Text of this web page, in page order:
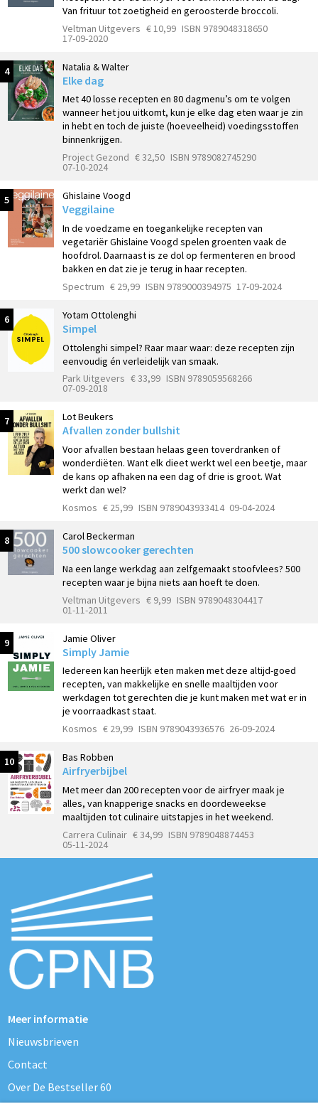
Van frituur tot zoetigheid en geroosterde broccoli.
Veltman Uitgevers € 10,99 ISBN 9789048318650
17-09-2020
4 Natalia & Walter
Elke dag
Met 40 losse recepten en 80 dagmenu’s om te volgen
wanneer het jou uitkomt, kun je elke dag eten waar je zin
in hebt en toch de juiste (hoeveelheid) voedingsstoffen
binnenkrijgen.
Project Gezond € 32,50 ISBN 9789082745290
07-10-2024
5 Ghislaine Voogd
Veggilaine
In de voedzame en toegankelijke recepten van
vegetariër Ghislaine Voogd spelen groenten vaak de
hoofdrol. Daarnaast is ze dol op fermenteren en brood
bakken en dat zie je terug in haar recepten.
Spectrum € 29,99 ISBN 9789000394975 17-09-2024
6 Yotam Ottolenghi
Simpel
Ottolenghi simpel? Raar maar waar: deze recepten zijn
eenvoudig én verleidelijk van smaak.
Park Uitgevers € 33,99 ISBN 9789059568266
07-09-2018
7 Lot Beukers
Afvallen zonder bullshit
Voor afvallen bestaan helaas geen toverdranken of
wonderdiëten. Want elk dieet werkt wel een beetje, maar
de kans op afhaken na een dag of drie is groot. Wat
werkt dan wel?
Kosmos € 25,99 ISBN 9789043933414 09-04-2024
8 Carol Beckerman
500 slowcooker gerechten
Na een lange werkdag aan zelfgemaakt stoofvlees? 500
recepten waar je bijna niets aan hoeft te doen.
Veltman Uitgevers € 9,99 ISBN 9789048304417
01-11-2011
9 Jamie Oliver
Simply Jamie
Iedereen kan heerlijk eten maken met deze altijd-goed
recepten, van makkelijke en snelle maaltijden voor
werkdagen tot gerechten die je kunt maken met wat er in
je voorraadkast staat.
Kosmos € 29,99 ISBN 9789043936576 26-09-2024
10 Bas Robben
Airfryerbijbel
Met meer dan 200 recepten voor de airfryer maak je
alles, van knapperige snacks en doordeweekse
maaltijden tot culinaire uitstapjes in het weekend.
Carrera Culinair € 34,99 ISBN 9789048874453
05-11-2024
Meer informatie
Nieuwsbrieven
Contact
Over De Bestseller 60